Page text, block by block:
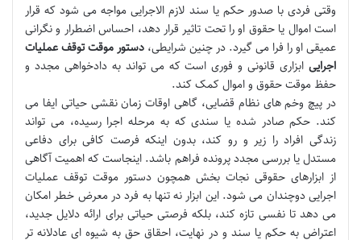
وقتی فردی با صدور حکم یا سند لازم الاجرایی مواجه می شود که قرار
است اموال یا حقوق او را تحت تاثیر قرار دهد، احساس اضطرار و نگرانی
عمیقی او را فرا می گیرد. در چنین شرایطی، دستور موقت توقف عملیات
اجرایی ابزاری قانونی و فوری است که می تواند به دادخواهی مجدد و
حفظ موقت حقوق و اموال کمک کند.
در پیچ وخم های نظام قضایی، گاهی اوقات زمان نقشی حیاتی ایفا می
کند. حکم صادر شده یا سندی که به مرحله اجرا رسیده، می تواند
زندگی افراد را زیر و رو کند، بدون اینکه فرصت کافی برای دفاعی
مستدل یا بررسی مجدد پرونده فراهم باشد. اینجاست که اهمیت آگاهی
از ابزارهای حقوقی نجات بخش همچون دستور موقت توقف عملیات
اجرایی دوچندان می شود. این ابزار نه تنها به فرد در معرض خطر امکان
می دهد تا نفسی تازه کند، بلکه فرصتی حیاتی برای ارائه دلایل جدید،
اعتراض به حکم یا سند و در نهایت، احقاق حق به شیوه ای عادلانه تر